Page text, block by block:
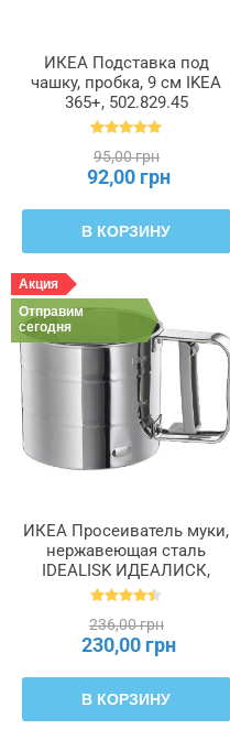
ИКЕА Подставка под
чашку, пробка, 9 см IKEA
365+, 502.829.45
95,00 грн
92,00 грн
В КОРЗИНУ
Акция
Отправим
сегодня
ИКЕА Просеиватель муки,
нержавеющая сталь
IDEALISK ИДЕАЛИСК,
400.143.40
236,00 грн
230,00 грн
В КОРЗИНУ